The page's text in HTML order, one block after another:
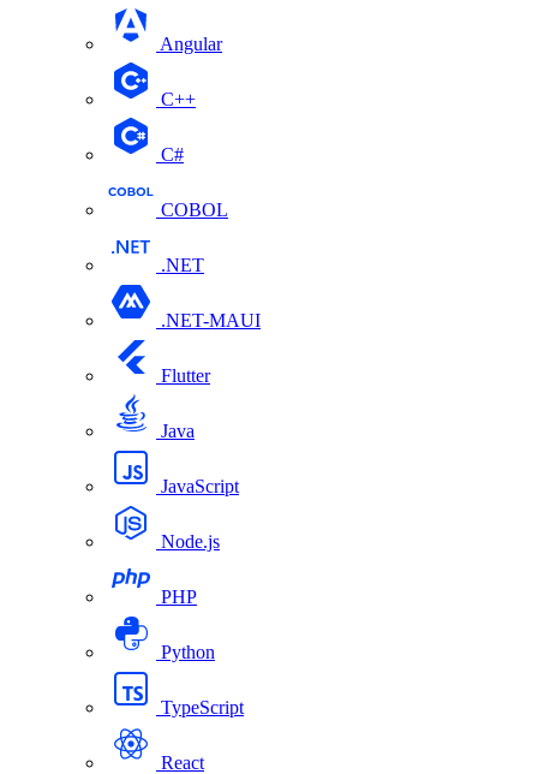
Angular
С++
С#
COBOL
.NET
.NET-MAUI
Flutter
Java
JavaScript
Node.js
PHP
Python
TypeScript
React